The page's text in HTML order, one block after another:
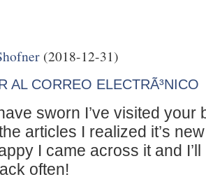
(2018-12-31)
AL CORREO ELECTRÃ³NICO
sworn I’ve visited
articles I realized it’s
I came across it and
often!